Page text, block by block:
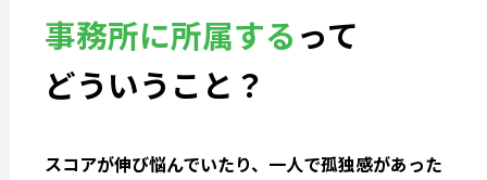
事務所に所属するって
どういうこと？
スコアが伸び悩んでいたり、一人で孤独感があった